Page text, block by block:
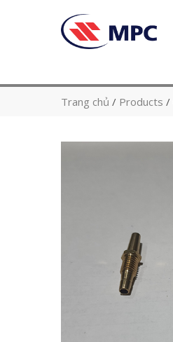
Trang chủ / Products /